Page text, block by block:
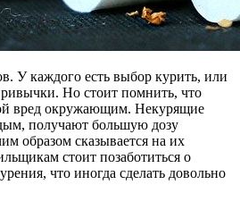
У каждого есть выбор курить, или
Но стоит помнить, что
вред окружающим. Некурящие
получают большую дозу
образом сказывается на их
стоит позаботиться о
что иногда сделать довольно